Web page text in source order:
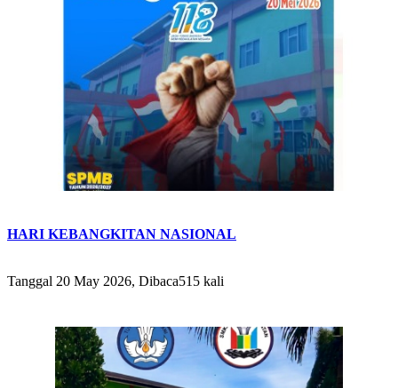
HARI KEBANGKITAN NASIONAL
Tanggal 20 May 2026, Dibaca515 kali